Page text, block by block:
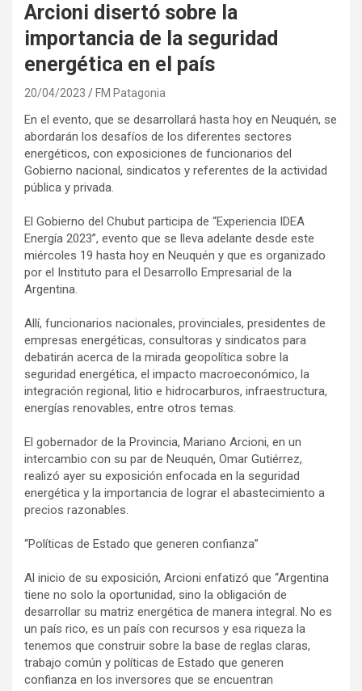
Arcioni disertó sobre la
importancia de la seguridad
energética en el país
20/04/2023 FM Patagonia
En el evento, que se desarrollará hasta hoy en Neuquén, se
abordarán los desafíos de los diferentes sectores
energéticos, con exposiciones de funcionarios del
Gobierno nacional, sindicatos y referentes de la actividad
pública y privada.
El Gobierno del Chubut participa de “Experiencia IDEA
Energía 2023”, evento que se lleva adelante desde este
miércoles 19 hasta hoy en Neuquén y que es organizado
por el Instituto para el Desarrollo Empresarial de la
Argentina.
Allí, funcionarios nacionales, provinciales, presidentes de
empresas energéticas, consultoras y sindicatos para
debatirán acerca de la mirada geopolítica sobre la
seguridad energética, el impacto macroeconómico, la
integración regional, litio e hidrocarburos, infraestructura,
energías renovables, entre otros temas.
El gobernador de la Provincia, Mariano Arcioni, en un
intercambio con su par de Neuquén, Omar Gutiérrez,
realizó ayer su exposición enfocada en la seguridad
energética y la importancia de lograr el abastecimiento a
precios razonables.
“Políticas de Estado que generen confianza”
Al inicio de su exposición, Arcioni enfatizó que “Argentina
tiene no solo la oportunidad, sino la obligación de
desarrollar su matriz energética de manera integral. No es
un país rico, es un país con recursos y esa riqueza la
tenemos que construir sobre la base de reglas claras,
trabajo común y políticas de Estado que generen
confianza en los inversores que se encuentran